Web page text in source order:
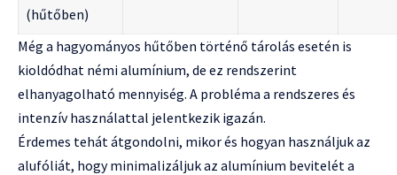
(hűtőben)
Még a hagyományos hűtőben történő tárolás esetén is
kioldódhat némi alumínium, de ez rendszerint
elhanyagolható mennyiség. A probléma a rendszeres és
intenzív használattal jelentkezik igazán.
Érdemes tehát átgondolni, mikor és hogyan használjuk az
alufóliát, hogy minimalizáljuk az alumínium bevitelét a